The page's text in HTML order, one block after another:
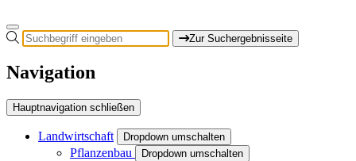
Zur Suchergebnisseite
Navigation
Hauptnavigation schließen
Landwirtschaft Dropdown umschalten
Pflanzenbau Dropdown umschalten